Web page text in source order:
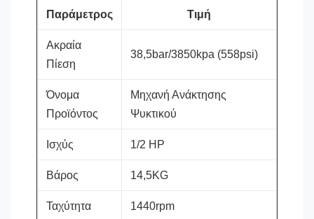
Παράμετρος Τιμή
Ακραία
Πίεση
38,5bar/3850kpa (558psi)
Όνομα
Προϊόντος
Μηχανή Ανάκτησης
Ψυκτικού
Ισχύς 1/2 HP
Βάρος 14,5KG
Ταχύτητα 1440rpm